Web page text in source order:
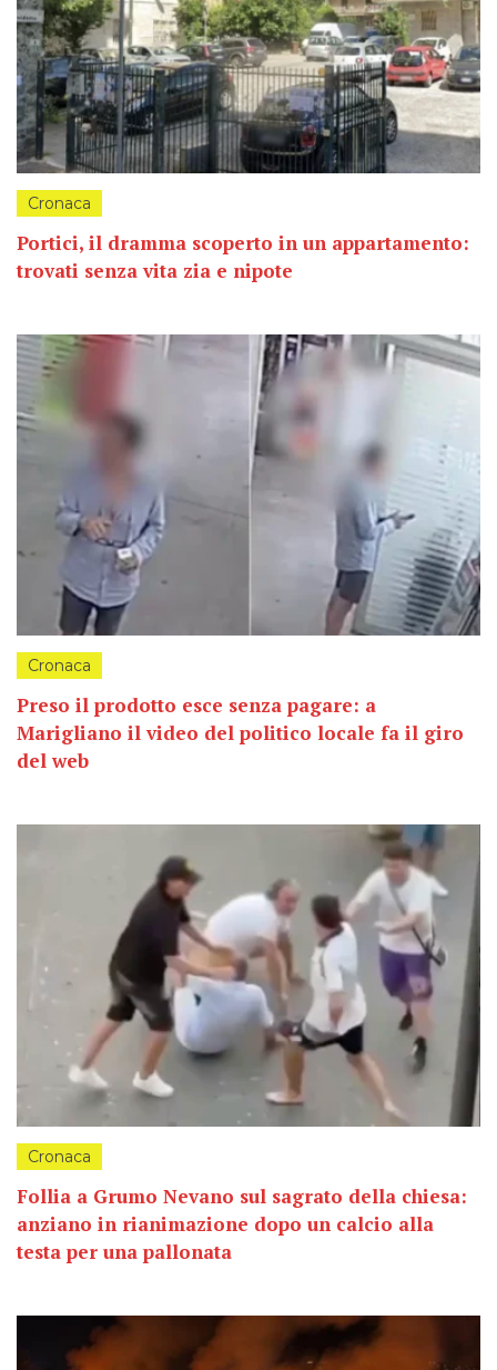
Cronaca
Portici, il dramma scoperto in un appartamento:
trovati senza vita zia e nipote
Cronaca
Preso il prodotto esce senza pagare: a
Marigliano il video del politico locale fa il giro
del web
Cronaca
Follia a Grumo Nevano sul sagrato della chiesa:
anziano in rianimazione dopo un calcio alla
testa per una pallonata